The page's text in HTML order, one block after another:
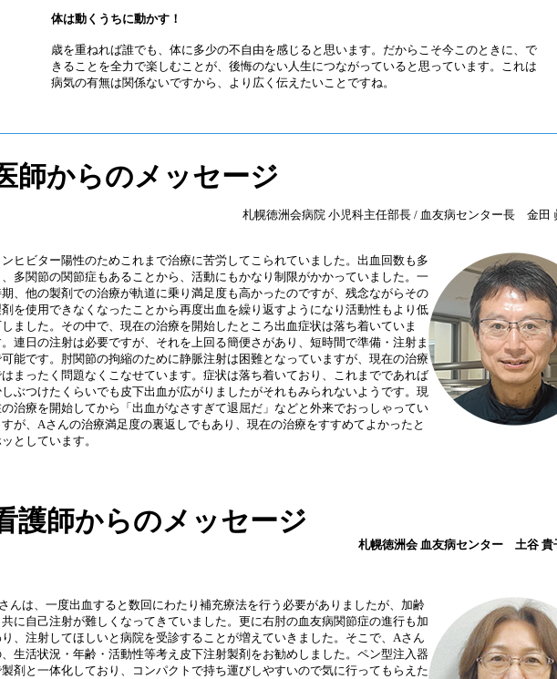
体は動くうちに動かす！
歳を重ねれば誰でも、体に多少の不自由を感じると思います。だからこそ今このときに、で
きることを全力で楽しむことが、後悔のない人生につながっていると思っています。これは
病気の有無は関係ないですから、より広く伝えたいことですね。
師からのメッセージ
札幌徳洲会病院 小児科主任部長 / 血友病センター長 金
ンヒビター陽性のためこれまで治療に苦労してこられていました。出血回数も多
、多関節の関節症もあることから、活動にもかなり制限がかかっていました。一
、他の製剤での治療が軌道に乗り満足度も高かったのですが、残念ながらその
を使用できなくなったことから再度出血を繰り返すようになり活動性もより低
ました。その中で、現在の治療を開始したところ出血症状は落ち着いていま
連日の注射は必要ですが、それを上回る簡便さがあり、短時間で準備・注射ま
能です。肘関節の拘縮のために静脈注射は困難となっていますが、現在の治療
まったく問題なくこなせています。症状は落ち着いており、これまでであれば
しぶつけたくらいでも皮下出血が広がりましたがそれもみられないようです。現
治療を開始してから「出血がなさすぎて退屈だ」などと外来でおっしゃってい
すが、Aさんの治療満足度の裏返しでもあり、現在の治療をすすめてよかったと
としています。
護師からのメッセージ
札幌徳洲会 血友病センター 土谷
んは、一度出血すると数回にわたり補充療法を行う必要がありましたが、加齢
共に自己注射が難しくなってきていました。更に右肘の血友病関節症の進行も加
、注射してほしいと病院を受診することが増えていきました。そこで、Aさん
生活状況・年齢・活動性等考え皮下注射製剤をお勧めしました。ペン型注入器
剤と一体化しており、コンパクトで持ち運びしやすいので気に行ってもらえた